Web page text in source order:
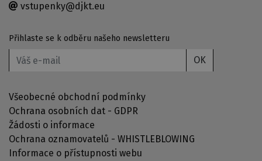
vstupenky@djkt.eu
Přihlaste se k odběru našeho newsletteru
OK
Všeobecné obchodní podmínky
Ochrana osobních dat - GDPR
Žádosti o informace
Ochrana oznamovatelů - WHISTLEBLOWING
Informace o přístupnosti webu